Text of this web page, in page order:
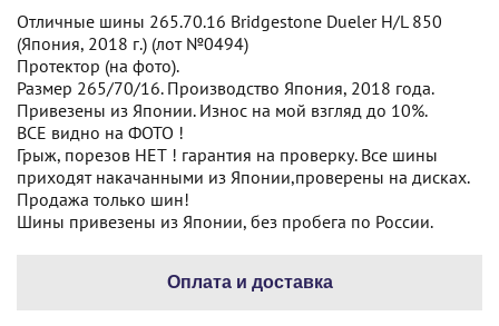
Отличные шины 265.70.16 Bridgestone Dueler H/L 850
(Япония, 2018 г.) (лот №0494)
Протектор (на фото).
Размер 265/70/16. Производство Япония, 2018 года.
Привезены из Японии. Износ на мой взгляд до 10%.
ВСЕ видно на ФОТО !
Грыж, порезов НЕТ ! гарантия на проверку. Все шины
приходят накачанными из Японии,проверены на дисках.
Продажа только шин!
Шины привезены из Японии, без пробега по России.
Оплата и доставка